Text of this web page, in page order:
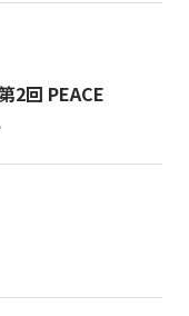
2回 PEACE